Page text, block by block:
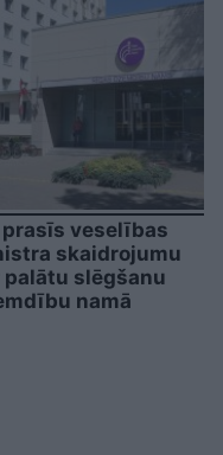
prasīs veselības
skaidrojumu
palātu slēgšanu
namā